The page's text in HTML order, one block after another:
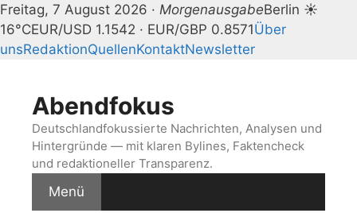
Freitag, 7 August 2026 · MorgenausgabeBerlin ☀
16°CEUR/USD 1.1542 · EUR/GBP 0.8571Über
unsRedaktionQuellenKontaktNewsletter
springenAbendfokus
Deutschlandfokussierte Nachrichten, Analysen und
Hintergründe — mit klaren Bylines, Faktencheck
und redaktioneller Transparenz.
Menü